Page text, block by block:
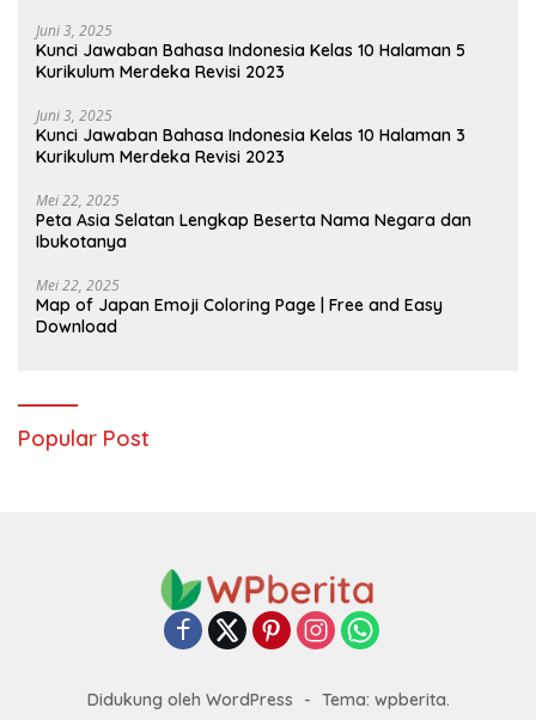
Juni 3, 2025
Kunci Jawaban Bahasa Indonesia Kelas 10 Halaman 5
Kurikulum Merdeka Revisi 2023
Juni 3, 2025
Kunci Jawaban Bahasa Indonesia Kelas 10 Halaman 3
Kurikulum Merdeka Revisi 2023
Mei 22, 2025
Peta Asia Selatan Lengkap Beserta Nama Negara dan
Ibukotanya
Mei 22, 2025
Map of Japan Emoji Coloring Page | Free and Easy
Download
Popular Post
Didukung oleh WordPress - Tema: wpberita.